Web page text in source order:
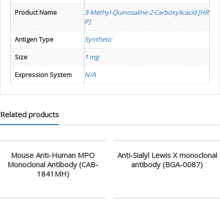
昇
限
公
–
最
專
科
研
究
供
Product Name
3-Methyl-Quinosaline-2·Carboxylicacid [HR
P]
Antigen Type
Synthetic
Size
1 mg
Expression System
N/A
Related products
Mouse Anti-Human MPO
Monoclonal Antibody (CAB-
1841MH)
Anti-Sialyl Lewis X monoclonal
antibody (BGA-0087)